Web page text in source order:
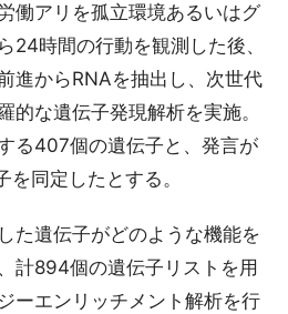
働アリを孤立環境あるいはグ
24時間の行動を観測した後、
進からRNAを抽出し、次世代
的な遺伝子発現解析を実施。
る407個の遺伝子と、発言が
同定したとする。
た遺伝子がどのような機能を
計894個の遺伝子リストを用
ーエンリッチメント解析を行